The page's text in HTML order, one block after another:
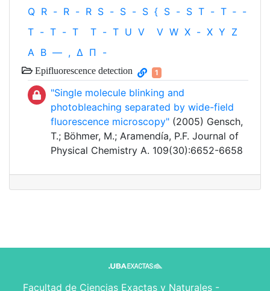
Q R - R - R S - S - S { S - S T - T ‐ -
T - T - T T - T U V V W X - X Y Z
Α Β — , Δ Π -
Epifluorescence detection 1
"Single molecule blinking and
photobleaching separated by wide-field
fluorescence microscopy" (2005) Gensch,
T.; Böhmer, M.; Aramendía, P.F. Journal of
Physical Chemistry A. 109(30):6652-6658
Facultad de Ciencias Exactas y Naturales -